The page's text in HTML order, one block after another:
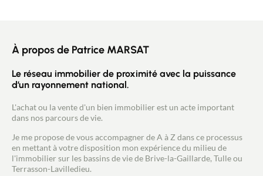
À propos de Patrice MARSAT
Le réseau immobilier de proximité avec la puissance
d’un rayonnement national.
L'achat ou la vente d'un bien immobilier est un acte important
dans nos parcours de vie.
Je me propose de vous accompagner de A à Z dans ce processus
en mettant à votre disposition mon expérience du milieu de
l'immobilier sur les bassins de vie de Brive-la-Gaillarde, Tulle ou
Terrasson-Lavilledieu.